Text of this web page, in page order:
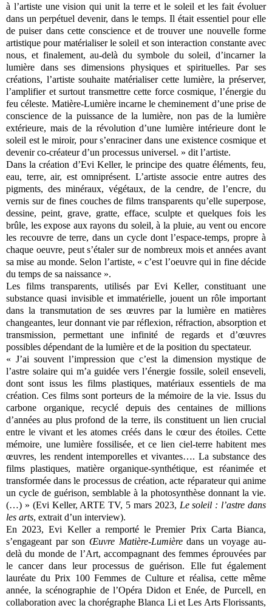
à l’artiste une vision qui unit la terre et le soleil et les fait évoluer
dans un perpétuel devenir, dans le temps. Il était essentiel pour elle
de puiser dans cette conscience et de trouver une nouvelle forme
artistique pour matérialiser le soleil et son interaction constante avec
nous, et finalement, au-delà du symbole du soleil, d’incarner la
lumière dans ses dimensions physiques et spirituelles. Par ses
créations, l’artiste souhaite matérialiser cette lumière, la préserver,
l’amplifier et surtout transmettre cette force cosmique, l’énergie du
feu céleste. Matière-Lumière incarne le cheminement d’une prise de
conscience de la puissance de la lumière, non pas de la lumière
extérieure, mais de la révolution d’une lumière intérieure dont le
soleil est le miroir, pour s’enraciner dans une existence cosmique et
devenir co-créateur d’un processus universel. » dit l’artiste.
Dans la création d’Evi Keller, le principe des quatre éléments, feu,
eau, terre, air, est omniprésent. L’artiste associe entre autres des
pigments, des minéraux, végétaux, de la cendre, de l’encre, du
vernis sur de fines couches de films transparents qu’elle superpose,
dessine, peint, grave, gratte, efface, sculpte et quelques fois les
brûle, les expose aux rayons du soleil, à la pluie, au vent ou encore
les recouvre de terre, dans un cycle dont l’espace-temps, propre à
chaque oeuvre, peut s’étaler sur de nombreux mois et années avant
sa mise au monde. Selon l’artiste, « c’est l’oeuvre qui in fine décide
du temps de sa naissance ».
Les films transparents, utilisés par Evi Keller, constituant une
substance quasi invisible et immatérielle, jouent un rôle important
dans la transmutation de ses œuvres par la lumière en matières
changeantes, leur donnant vie par réflexion, réfraction, absorption et
transmission, permettant une infinité de regards et d’œuvres
possibles dépendant de la lumière et de la position du spectateur.
« J’ai souvent l’impression que c’est la dimension mystique de
l’astre solaire qui m’a guidée vers l’énergie fossile, soleil enseveli,
dont sont issus les films plastiques, matériaux essentiels de ma
création. Ces films sont porteurs de la mémoire de la vie. Issus du
carbone organique, recyclé depuis des centaines de millions
d’années au plus profond de la terre, ils constituent un lien crucial
entre le vivant et les atomes créés dans le cœur des étoiles. Cette
mémoire, une lumière fossilisée, et ce lien ciel-terre habitent mes
œuvres, les rendent intemporelles et vivantes…. La substance des
films plastiques, matière organique-synthétique, est réanimée et
transformée dans le processus de création, acte réparateur qui anime
un cycle de guérison, semblable à la photosynthèse donnant la vie.
(…) » (Evi Keller, ARTE TV, 5 mars 2023, Le soleil : l’astre dans
les arts, extrait d’un interview).
En 2023, Evi Keller a remporté le Premier Prix Carta Bianca,
s’engageant par son Œuvre Matière-Lumièredans un voyage au-
delà du monde de l’Art, accompagnant des femmes éprouvées par
le cancer dans leur processus de guérison. Elle fut également
lauréate du Prix 100 Femmes de Culture et réalisa, cette même
année, la scénographie de l’Opéra Didon et Enée, de Purcell, en
collaboration avec la chorégraphe Blanca Li et Les Arts Florissants,